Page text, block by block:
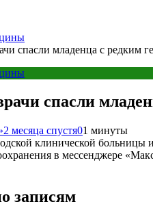
спасли младенца с редким
спасли
2 месяца спустя01 минуты
клинической больницы
в мессенджере
записям